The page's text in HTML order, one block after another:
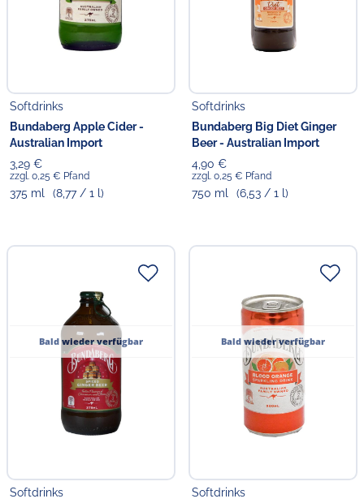
Softdrinks
Bundaberg Apple Cider -
Australian Import
3,29 €
zzgl. 0,25 € Pfand
375 ml (8,77 / 1 l)
Softdrinks
Bundaberg Big Diet Ginger
Beer - Australian Import
4,90 €
zzgl. 0,25 € Pfand
750 ml (6,53 / 1 l)
Bald wieder verfügbar
Softdrinks
Bald wieder verfügbar
Softdrinks